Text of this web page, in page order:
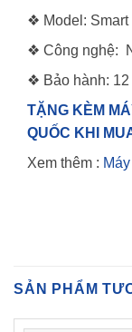
❖ Model: Smart
❖ Công nghệ:
❖ Bảo hành: 12
TẶNG KÈM
QUỐC KHI
Xem thêm :
SẢN PHẨM